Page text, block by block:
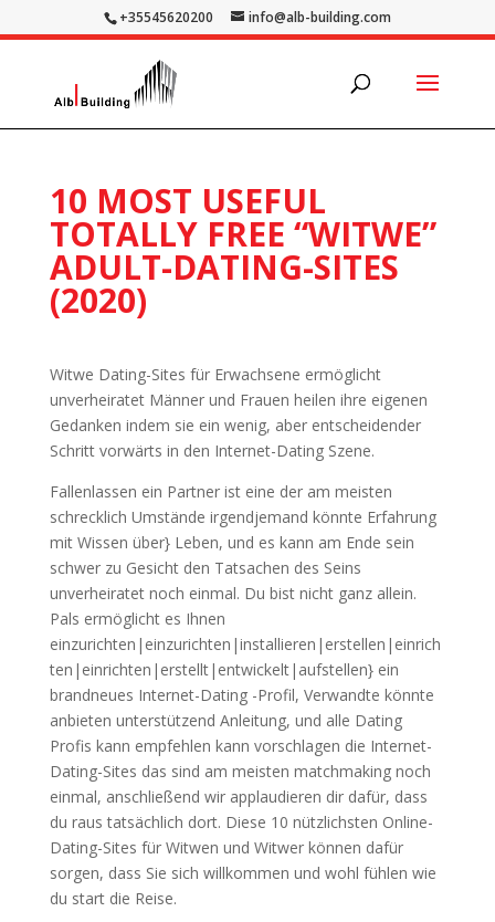
+35545620200 info@alb-building.com
10 MOST USEFUL
TOTALLY FREE “WITWE”
ADULT-DATING-SITES
(2020)
Witwe Dating-Sites für Erwachsene ermöglicht
unverheiratet Männer und Frauen heilen ihre eigenen
Gedanken indem sie ein wenig, aber entscheidender
Schritt vorwärts in den Internet-Dating Szene.
Fallenlassen ein Partner ist eine der am meisten
schrecklich Umstände irgendjemand könnte Erfahrung
mit Wissen über} Leben, und es kann am Ende sein
schwer zu Gesicht den Tatsachen des Seins
unverheiratet noch einmal. Du bist nicht ganz allein.
Pals ermöglicht es Ihnen
einzurichten|einzurichten|installieren|erstellen|einrich
ten|einrichten|erstellt|entwickelt|aufstellen} ein
brandneues Internet-Dating -Profil, Verwandte könnte
anbieten unterstützend Anleitung, und alle Dating
Profis kann empfehlen kann vorschlagen die Internet-
Dating-Sites das sind am meisten matchmaking noch
einmal, anschließend wir applaudieren dir dafür, dass
du raus tatsächlich dort. Diese 10 nützlichsten Online-
Dating-Sites für Witwen und Witwer können dafür
sorgen, dass Sie sich willkommen und wohl fühlen wie
du start die Reise.